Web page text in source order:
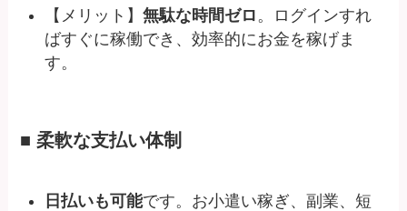
【メリット】無駄な時間ゼロ。ログインすれ
ばすぐに稼働でき、効率的にお金を稼げま
す。
■ 柔軟な支払い体制
日払いも可能です。お小遣い稼ぎ、副業、短